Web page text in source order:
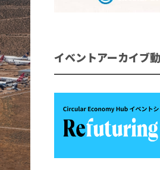
イベントアーカイブ